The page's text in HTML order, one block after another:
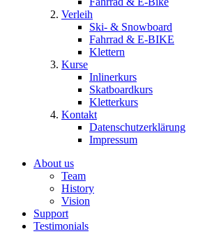
Verleih
Ski- & Snowboard
Fahrrad & E-BIKE
Klettern
Kurse
Inlinerkurs
Skatboardkurs
Kletterkurs
Kontakt
Datenschutzerklärung
Impressum
About us
Team
History
Vision
Support
Testimonials